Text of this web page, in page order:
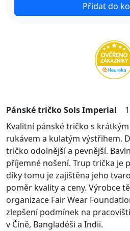
Přidat do
Pánské tričko Sols Imperial
Kvalitní pánské tričko s krátkým
rukávem a kulatým výstřihem.
tričko odolnější a pevnější.
příjemné nošení. Trup trička je
díky tomu je zajištěna jeho
poměr kvality a ceny. Výrobce
organizace Fair Wear
zlepšení podmínek na
v Číně, Bangladéši a Indii.